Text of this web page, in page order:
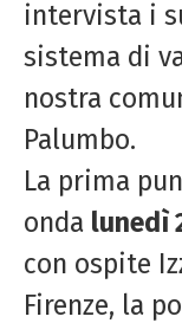
intervista i
sistema di
nostra
Palumbo.
La prima
onda lunedì
con ospite
Firenze, la